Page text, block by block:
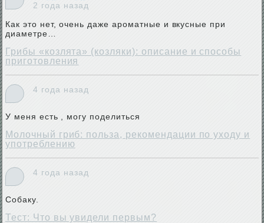
2 года назад
Как это нет, очень даже ароматные и вкусные при
диаметре…
Грибы «козлята» (козляки): описание и способы
приготовления
4 года назад
У меня есть , могу поделиться
Молочный гриб: польза, рекомендации по уходу и
употреблению
4 года назад
Собаку.
Тест: Что вы увидели первым?